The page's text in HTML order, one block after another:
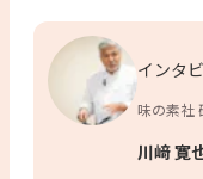
インタ
味の素社
川﨑 寛